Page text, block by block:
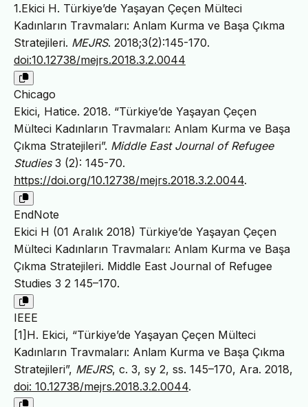
1.Ekici H. Türkiye’de Yaşayan Çeçen Mülteci
Kadınların Travmaları: Anlam Kurma ve Başa Çıkma
Stratejileri. MEJRS. 2018;3(2):145-170.
doi:10.12738/mejrs.2018.3.2.0044
Chicago
Ekici, Hatice. 2018. “Türkiye’de Yaşayan Çeçen
Mülteci Kadınların Travmaları: Anlam Kurma ve Başa
Çıkma Stratejileri”. Middle East Journal of Refugee
Studies3 (2): 145-70.
https://doi.org/10.12738/mejrs.2018.3.2.0044.
EndNote
Ekici H (01 Aralık 2018) Türkiye’de Yaşayan Çeçen
Mülteci Kadınların Travmaları: Anlam Kurma ve Başa
Çıkma Stratejileri. Middle East Journal of Refugee
Studies 3 2 145–170.
IEEE
[1]H. Ekici, “Türkiye’de Yaşayan Çeçen Mülteci
Kadınların Travmaları: Anlam Kurma ve Başa Çıkma
Stratejileri”, MEJRS, c. 3, sy 2, ss. 145–170, Ara. 2018,
doi: 10.12738/mejrs.2018.3.2.0044.